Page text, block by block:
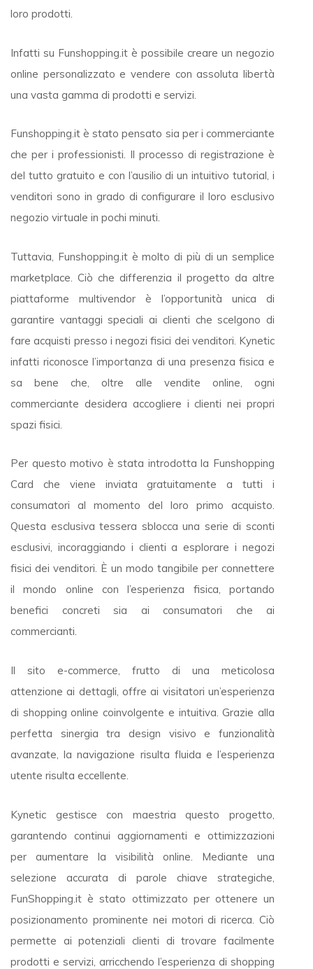
loro prodotti.
Infatti su Funshopping.it è possibile creare un negozio
online personalizzato e vendere con assoluta libertà
una vasta gamma di prodotti e servizi.
Funshopping.it è stato pensato sia per i commerciante
che per i professionisti. Il processo di registrazione è
del tutto gratuito e con l’ausilio di un intuitivo tutorial, i
venditori sono in grado di configurare il loro esclusivo
negozio virtuale in pochi minuti.
Tuttavia, Funshopping.it è molto di più di un semplice
marketplace. Ciò che differenzia il progetto da altre
piattaforme multivendor è l’opportunità unica di
garantire vantaggi speciali ai clienti che scelgono di
fare acquisti presso i negozi fisici dei venditori. Kynetic
infatti riconosce l’importanza di una presenza fisica e
sa bene che, oltre alle vendite online, ogni
commerciante desidera accogliere i clienti nei propri
spazi fisici.
Per questo motivo è stata introdotta la Funshopping
Card che viene inviata gratuitamente a tutti i
consumatori al momento del loro primo acquisto.
Questa esclusiva tessera sblocca una serie di sconti
esclusivi, incoraggiando i clienti a esplorare i negozi
fisici dei venditori. È un modo tangibile per connettere
il mondo online con l’esperienza fisica, portando
benefici concreti sia ai consumatori che ai
commercianti.
Il sito e-commerce, frutto di una meticolosa
attenzione ai dettagli, offre ai visitatori un’esperienza
di shopping online coinvolgente e intuitiva. Grazie alla
perfetta sinergia tra design visivo e funzionalità
avanzate, la navigazione risulta fluida e l’esperienza
utente risulta eccellente.
Kynetic gestisce con maestria questo progetto,
garantendo continui aggiornamenti e ottimizzazioni
per aumentare la visibilità online. Mediante una
selezione accurata di parole chiave strategiche,
FunShopping.it è stato ottimizzato per ottenere un
posizionamento prominente nei motori di ricerca. Ciò
permette ai potenziali clienti di trovare facilmente
prodotti e servizi, arricchendo l’esperienza di shopping